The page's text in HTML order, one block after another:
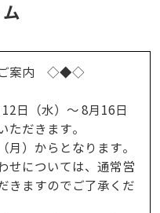
案内 ◇◆◇
日（水）～ 8月16日
ただきます。
）からとなります。
せについては、通常営
きますのでご了承くだ